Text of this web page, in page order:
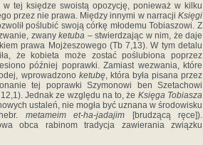
w tej księdze swoistą opozycję, ponieważ w kilku
przez nie prawa. Między innymi w narracji Księgi
poślubić swoją córkę młodemu Tobiaszowi. Z
zwany ketuba – stwierdzając w nim, że daje
prawa Mojżeszowego (Tb 7,13). W tym detalu
że kobieta może zostać poślubiona poprzez
później poprawki. Zamiast wezwania, które
wprowadzono ketubę, która była pisana przez
tej poprawki Szymonowi ben Szetachowi
12,1). Jednak ze względu na to, że Księga Tobiasza
ustaleń, nie mogła być uznana w środowisku
metameim et-ha-jadajim
[brudzącą ręce]).
obca rabinom tradycja zawierania związku